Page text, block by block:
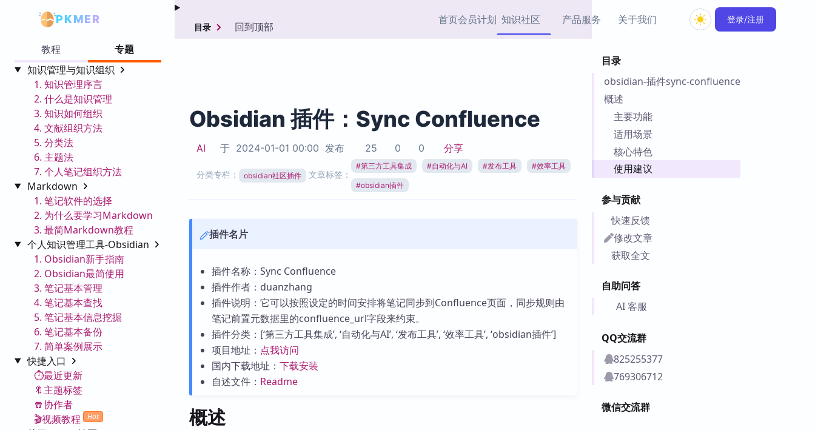
PKMER 首页会员计划 知识社区
协作者
热门链接Top5
产品服务
加速访问 Obsidian 官方
市场
Zotero 插件
插件
Obsidian 教程
关于我们 登录/注册
教程
专题
知识管理与知识组织
1. 知识管理序言
2. 什么是知识管理
3. 知识如何组织
4. 文献组织方法
5. 分类法
6. 主题法
7. 个人笔记组织方法
Markdown
1. 笔记软件的选择
2. 为什么要学习Markdown
3. 最简Markdown教程
个人知识管理工具-Obsidian
1. Obsidian新手指南
2. Obsidian最简使用
3. 笔记基本管理
4. 笔记基本查找
5. 笔记基本信息挖掘
6. 笔记基本备份
7. 简单案例展示
快捷入口
⏱️最近更新
🔖主题标签
🧣协作者
🎬视频教程
Hot
目录
obsidian-插件sync-confluence
概述
主要功能
适用场景
核心特色
使用建议
参与贡献
快速反馈
修改文章
获取全文
自助问答
AI 客服
QQ交流群
825255377
769306712
微信交流群
目录 回到顶部
Obsidian 插件：Sync Confluence
AI 于 2024-01-01 00:00 发布 25 0 0 分享
分类专栏： obsidian社区插件 文章标签：
#第三方工具集成 #自动化与AI #发布工具 #效率工具
#obsidian插件
插件名片
插件名称：Sync Confluence
插件作者：duanzhang
插件说明：它可以按照设定的时间安排将笔记同步到Confluence页面，同步规则由
笔记前置元数据里的confluence_url字段来约束。
插件分类：[‘第三方工具集成’, ‘自动化与AI’, ‘发布工具’, ‘效率工具’, ‘obsidian插件’]
项目地址： 点我访问
国内下载地址： 下载安装
自述文件： Readme
概述